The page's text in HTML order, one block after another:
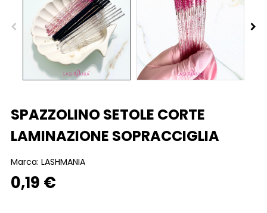
SPAZZOLINO SETOLE CORTE
LAMINAZIONE SOPRACCIGLIA
Marca: LASHMANIA
0,19 €